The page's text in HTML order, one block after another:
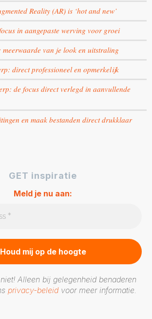
Reality (AR) is ‘hot and new’
in aangepaste werving voor groei
van je look en uitstraling
direct professioneel en opmerkelijk
de focus direct verlegd in aanvullende
en maak bestanden direct drukklaar
GET inspiratie
Meld je nu aan:
Alleen bij gelegenheid benaderen
privacy-beleidvoor meer informatie.